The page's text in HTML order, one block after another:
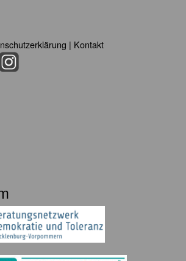
| Kontakt